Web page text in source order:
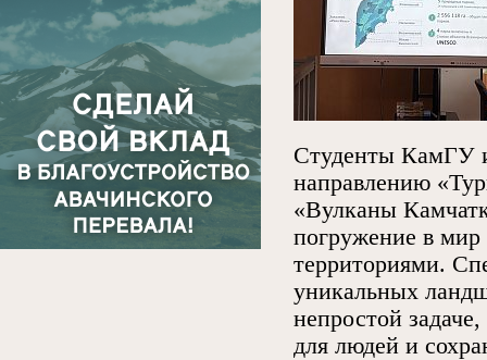
Студенты КамГУ
направлению
«Вулканы
погружение в
территориями.
уникальных
непростой
для людей и